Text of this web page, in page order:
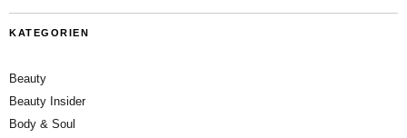
KATEGORIEN
Beauty
Beauty Insider
Body & Soul